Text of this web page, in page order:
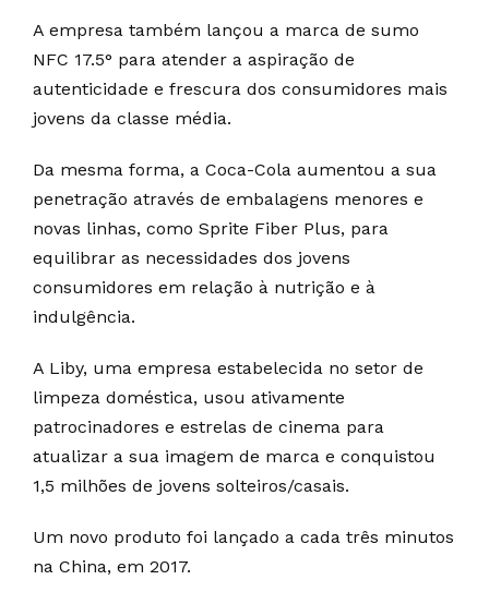
A empresa também lançou a marca de sumo
NFC 17.5° para atender a aspiração de
autenticidade e frescura dos consumidores mais
jovens da classe média.
Da mesma forma, a Coca-Cola aumentou a sua
penetração através de embalagens menores e
novas linhas, como Sprite Fiber Plus, para
equilibrar as necessidades dos jovens
consumidores em relação à nutrição e à
indulgência.
A Liby, uma empresa estabelecida no setor de
limpeza doméstica, usou ativamente
patrocinadores e estrelas de cinema para
atualizar a sua imagem de marca e conquistou
1,5 milhões de jovens solteiros/casais.
Um novo produto foi lançado a cada três minutos
na China, em 2017.